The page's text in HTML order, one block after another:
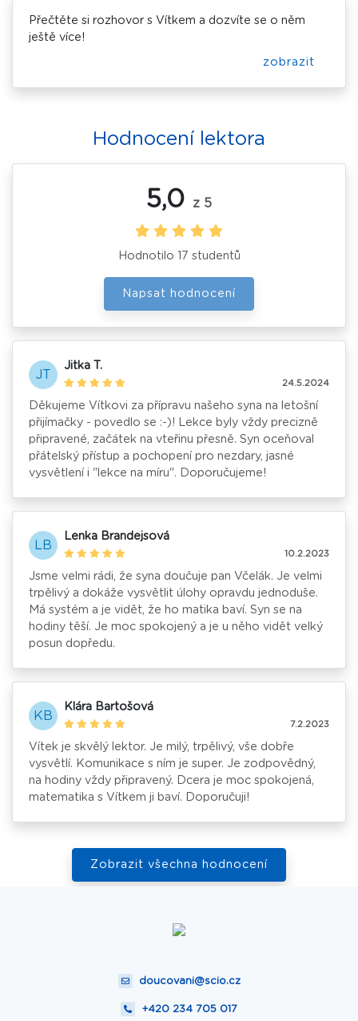
Přečtěte si rozhovor s Vítkem a dozvíte se o něm
ještě více!
zobrazit
Hodnocení lektora
5,0 z 5
Hodnotilo 17 studentů
Napsat hodnocení
JT
Jitka T.
24.5.2024
Děkujeme Vítkovi za přípravu našeho syna na letošní
přijímačky - povedlo se :-)! Lekce byly vždy precizně
připravené, začátek na vteřinu přesně. Syn oceňoval
přátelský přístup a pochopení pro nezdary, jasné
vysvětlení i "lekce na míru". Doporučujeme!
LB
Lenka Brandejsová
10.2.2023
Jsme velmi rádi, že syna doučuje pan Včelák. Je velmi
trpělivý a dokáže vysvětlit úlohy opravdu jednoduše.
Má systém a je vidět, že ho matika baví. Syn se na
hodiny těší. Je moc spokojený a je u něho vidět velký
posun dopředu.
KB
Klára Bartošová
7.2.2023
Vítek je skvělý lektor. Je milý, trpělivý, vše dobře
vysvětlí. Komunikace s ním je super. Je zodpovědný,
na hodiny vždy připravený. Dcera je moc spokojená,
matematika s Vítkem ji baví. Doporučuji!
Zobrazit všechna hodnocení
doucovani@scio.cz
+420 234 705 017